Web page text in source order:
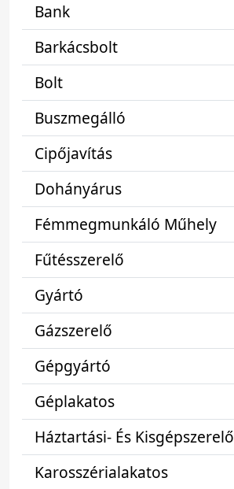
Bank
Barkácsbolt
Bolt
Buszmegálló
Cipőjavítás
Dohányárus
Fémmegmunkáló Műhely
Fűtésszerelő
Gyártó
Gázszerelő
Gépgyártó
Géplakatos
Háztartási- És Kisgépszerelő
Karosszérialakatos